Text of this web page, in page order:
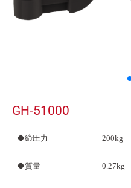
GH-51000
◆締圧力 200kg
◆質量 0.27kg